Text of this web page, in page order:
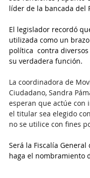
líder de la bancada del
El legislador recordó
utilizada como un
política  contra
su verdadera función.
La coordinadora de
Ciudadano, Sandra
esperan que actúe con
el titular sea elegido
no se utilice con fines
Será la Fiscalía
haga el nombramiento